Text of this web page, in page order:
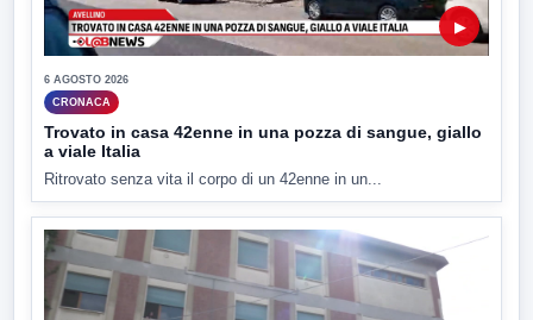
▶
6 AGOSTO 2026
CRONACA
Trovato in casa 42enne in una pozza di sangue, giallo
a viale Italia
Ritrovato senza vita il corpo di un 42enne in un...